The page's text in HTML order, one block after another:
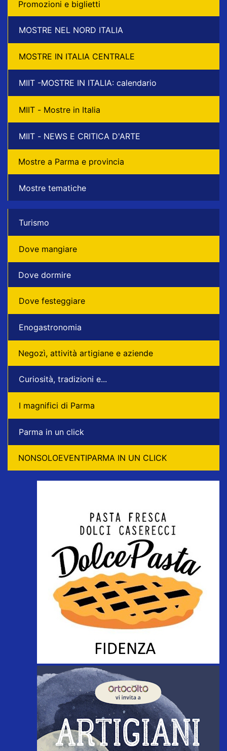
Promozioni e biglietti
MOSTRE NEL NORD ITALIA
MOSTRE IN ITALIA CENTRALE
MIIT -MOSTRE IN ITALIA: calendario
MIIT - Mostre in Italia
MIIT - NEWS E CRITICA D'ARTE
Mostre a Parma e provincia
Mostre tematiche
Turismo
Dove mangiare
Dove dormire
Dove festeggiare
Enogastronomia
Negozì, attività artigiane e aziende
Curiosità, tradizioni e...
I magnifici di Parma
Parma in un click
NONSOLOEVENTIPARMA IN UN CLICK